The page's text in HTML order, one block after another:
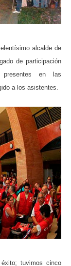
alcalde de
de participación
presentes en las
a los asistentes.
tuvimos cinco